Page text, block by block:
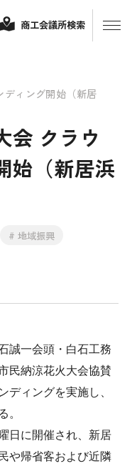
証明
商工会議所検索
ィング開始（新居
会 クラウ
始（新居浜
# 地域振興
誠一会頭・白石工務
民納涼花火大会協賛
ディングを実施し、
。
日に開催され、新居
や帰省客および近隣